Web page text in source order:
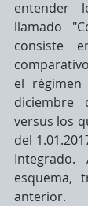
entender
llamado
consiste
el
diciembre
versus los
del
esquema,
anterior.